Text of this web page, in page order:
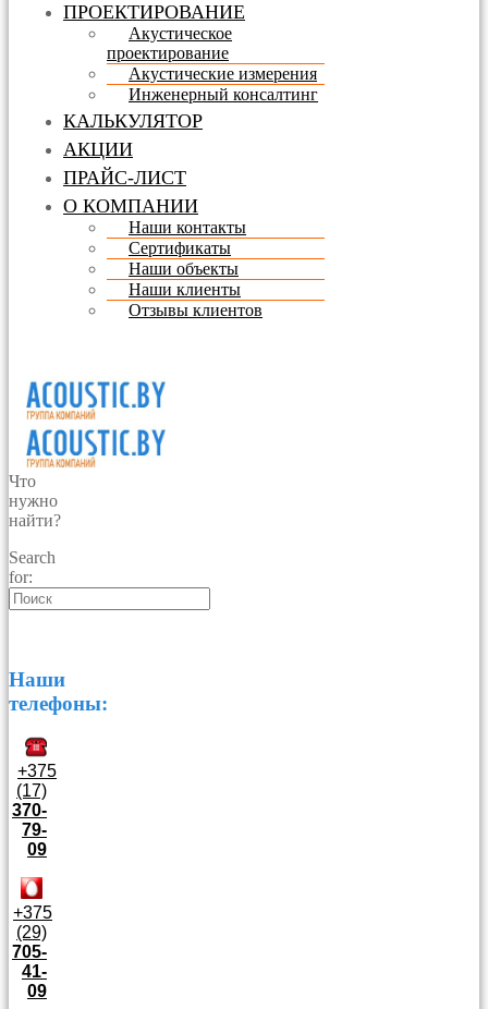
ПРОЕКТИРОВАНИЕ
Акустическое
проектирование
Акустические измерения
Инженерный консалтинг
КАЛЬКУЛЯТОР
АКЦИИ
ПРАЙС-ЛИСТ
О КОМПАНИИ
Наши контакты
Сертификаты
Наши объекты
Наши клиенты
Отзывы клиентов
Что
нужно
найти?
Search
for:
Наши
телефоны:
+375
(17)
370-
79-
09
+375
(29)
705-
41-
09